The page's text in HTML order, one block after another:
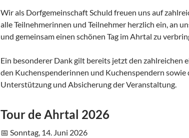
Wir als Dorfgemeinschaft Schuld freuen uns auf
alle Teilnehmerinnen und Teilnehmer herzlich ein, an
und gemeinsam einen schönen Tag im Ahrtal zu
Ein besonderer Dank gilt bereits jetzt den zahlreichen
den Kuchenspenderinnen und Kuchenspendern
Unterstützung und Absicherung der Veranstaltung.
Tour de Ahrtal 2026
📅 Sonntag, 14. Juni 2026